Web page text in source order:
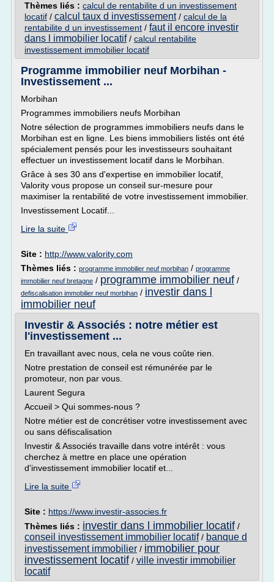
Thèmes liés : calcul de rentabilite d un investissement
locatif / calcul taux d investissement/ calcul de la
rentabilite d un investissement / faut il encore investir
dans l immobilier locatif/ calcul rentabilite
investissement immobilier locatif
Programme immobilier neuf Morbihan -
Investissement ...
Morbihan
Programmes immobiliers neufs Morbihan
Notre sélection de programmes immobiliers neufs dans le
Morbihan est en ligne. Les biens immobiliers listés ont été
spécialement pensés pour les investisseurs souhaitant
effectuer un investissement locatif dans le Morbihan.
Grâce à ses 30 ans d'expertise en immobilier locatif,
Valority vous propose un conseil sur-mesure pour
maximiser la rentabilité de votre investissement immobilier.
Investissement Locatif...
Lire la suite
Site : http://www.valority.com
Thèmes liés : programme immobilier neuf morbihan / programme
immobilier neuf bretagne / programme immobilier neuf /
defiscalisation immobilier neuf morbihan / investir dans l
immobilier neuf
Investir & Associés : notre métier est
l'investissement ...
En travaillant avec nous, cela ne vous coûte rien.
Notre prestation de conseil est rémunérée par le
promoteur, non par vous.
Laurent Segura
Accueil > Qui sommes-nous ?
Notre métier est de concrétiser votre investissement avec
ou sans défiscalisation
Investir & Associés travaille dans votre intérêt : vous
cherchez à mettre en place une opération
d'investissement immobilier locatif et...
Lire la suite
Site : https://www.investir-associes.fr
Thèmes liés : investir dans l immobilier locatif /
conseil investissement immobilier locatif/ banque d
investissement immobilier / immobilier pour
investissement locatif / ville investir immobilier
locatif